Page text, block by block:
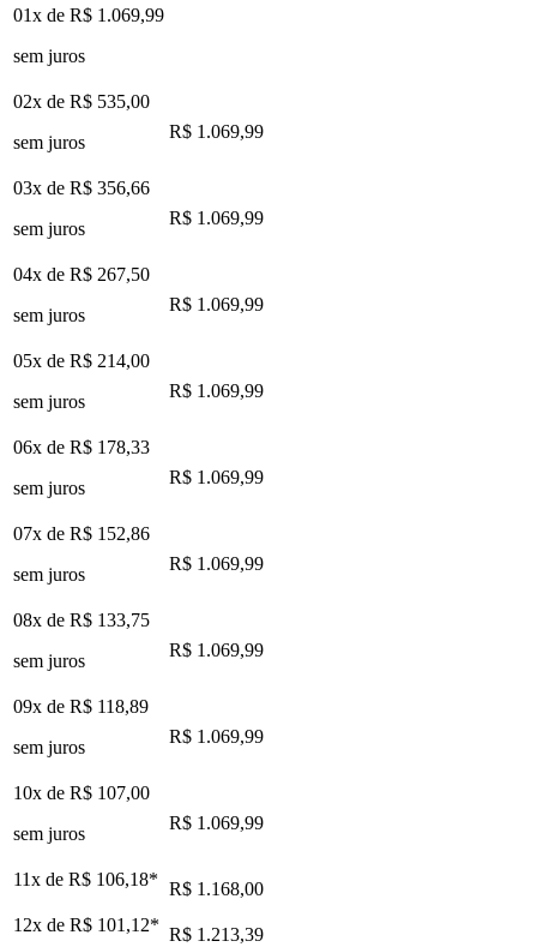
01x de R$ 1.069,99
sem juros
02x de R$ 535,00
sem juros
R$ 1.069,99
03x de R$ 356,66
sem juros
R$ 1.069,99
04x de R$ 267,50
sem juros
R$ 1.069,99
05x de R$ 214,00
sem juros
R$ 1.069,99
06x de R$ 178,33
sem juros
R$ 1.069,99
07x de R$ 152,86
sem juros
R$ 1.069,99
08x de R$ 133,75
sem juros
R$ 1.069,99
09x de R$ 118,89
sem juros
R$ 1.069,99
10x de R$ 107,00
sem juros
R$ 1.069,99
11x de R$ 106,18* R$ 1.168,00
12x de R$ 101,12* R$ 1.213,39